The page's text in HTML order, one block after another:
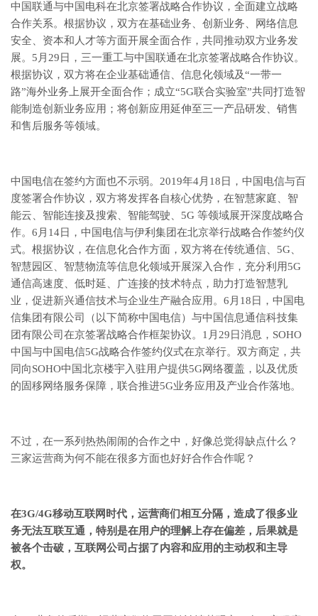
中国联通与中国电科在北京签署战略合作协议，全面建立战略
合作关系。根据协议，双方在基础业务、创新业务、网络信息
安全、资本和人才等方面开展全面合作，共同推动双方业务发
展。5月29日，三一重工与中国联通在北京签署战略合作协议。
根据协议，双方将在企业基础通信、信息化领域及“一带一
路”海外业务上展开全面合作；成立“5G联合实验室”共同打造智
能制造创新业务应用；将创新应用延伸至三一产品研发、销售
和售后服务等领域。
中国电信在签约方面也不示弱。2019年4月18日，中国电信与百
度签署合作协议，双方将发挥各自核心优势，在智慧家庭、智
能云、智能连接及搜索、智能驾驶、5G 等领域展开深度战略合
作。6月14日，中国电信与伊利集团在北京举行战略合作签约仪
式。根据协议，在信息化合作方面，双方将在传统通信、5G、
智慧园区、智慧物流等信息化领域开展深入合作，充分利用5G
通信高速度、低时延、广连接的技术特点，助力打造智慧乳
业，促进新兴通信技术与企业生产融合应用。6月18日，中国电
信集团有限公司（以下简称中国电信）与中国信息通信科技集
团有限公司在京签署战略合作框架协议。1月29日消息，SOHO
中国与中国电信5G战略合作签约仪式在京举行。双方商定，共
同向SOHO中国北京楼宇入驻用户提供5G网络覆盖，以及优质
的固移网络服务保障，联合推进5G业务应用及产业合作落地。
不过，在一系列热热闹闹的合作之中，好像总觉得缺点什么？
三家运营商为何不能在很多方面也好好合作合作呢？
在3G/4G移动互联网时代，运营商们相互分隔，造成了很多业
务无法互联互通，特别是在用户的理解上存在偏差，后果就是
被各个击破，互联网公司占据了内容和应用的主动权和主导
权。